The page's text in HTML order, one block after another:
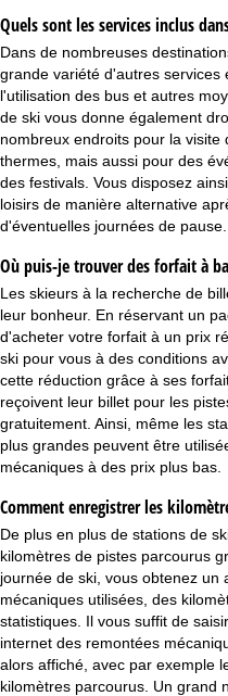
Quels sont les services inclus
Dans de nombreuses
grande variété d'autres services
l'utilisation des bus et autres
de ski vous donne également
nombreux endroits pour la
thermes, mais aussi pour des
des festivals. Vous disposez
loisirs de manière alternative
d'éventuelles journées de pause.
Où puis-je trouver des forfait à
Les skieurs à la recherche de
leur bonheur. En réservant un
d'acheter votre forfait à un prix
ski pour vous à des conditions
cette réduction grâce à ses
reçoivent leur billet pour les
gratuitement. Ainsi, même les
plus grandes peuvent être
mécaniques à des prix plus bas.
Comment enregistrer les
De plus en plus de stations de
kilomètres de pistes parcourus
journée de ski, vous obtenez
mécaniques utilisées, des
statistiques. Il vous suffit de
internet des remontées
alors affiché, avec par exemple
kilomètres parcourus. Un grand